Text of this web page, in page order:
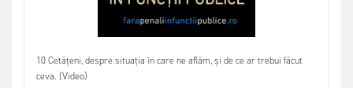
10 Cetățeni, despre situația în care ne aflăm, și de ce ar trebui făcut
ceva. (Video)